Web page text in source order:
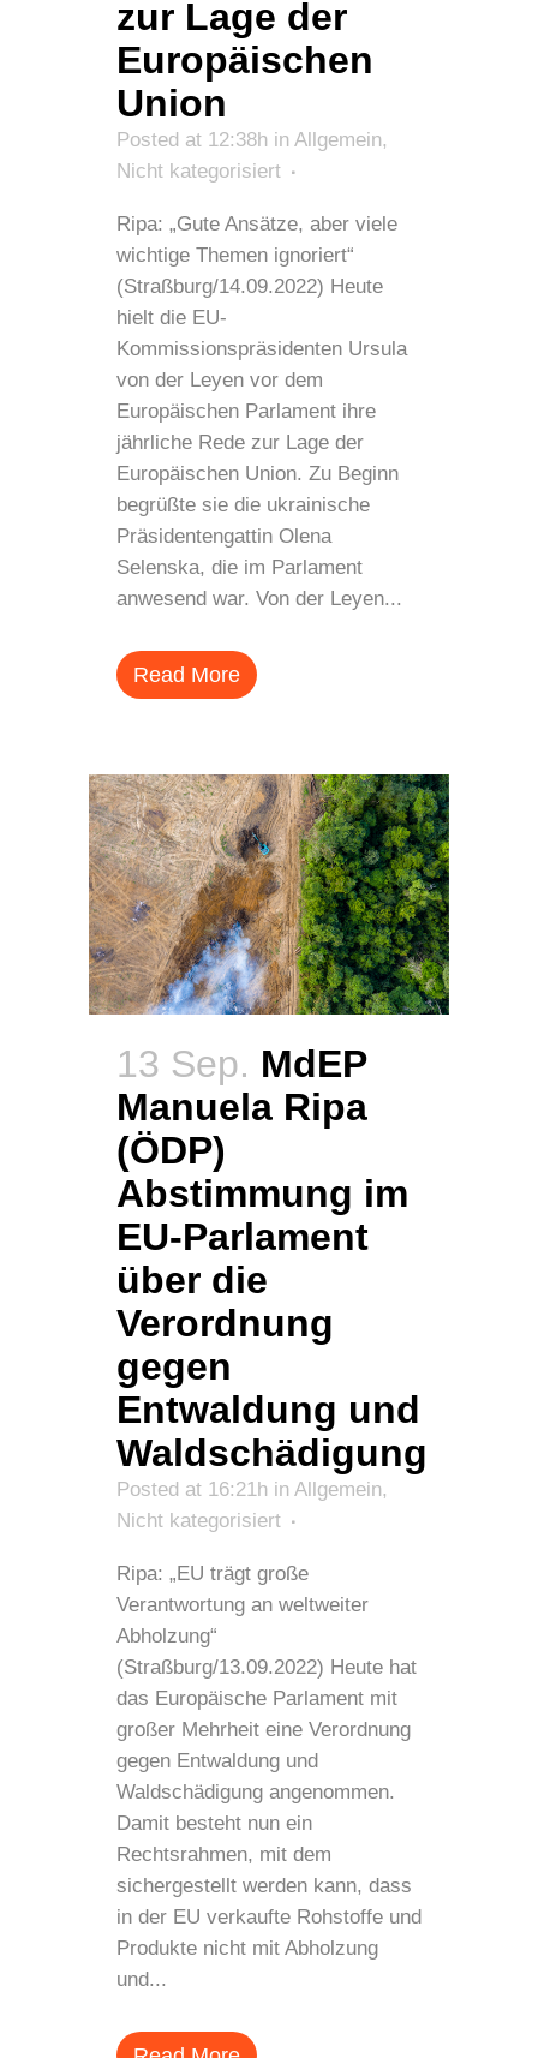
zur Lage der
Europäischen
Union
Posted at 12:38h in Allgemein,
Nicht kategorisiert
Ripa: „Gute Ansätze, aber viele
wichtige Themen ignoriert“
(Straßburg/14.09.2022) Heute
hielt die EU-
Kommissionspräsidenten Ursula
von der Leyen vor dem
Europäischen Parlament ihre
jährliche Rede zur Lage der
Europäischen Union. Zu Beginn
begrüßte sie die ukrainische
Präsidentengattin Olena
Selenska, die im Parlament
anwesend war. Von der Leyen...
Read More
13 Sep. MdEP
Manuela Ripa
(ÖDP)
Abstimmung im
EU-Parlament
über die
Verordnung
gegen
Entwaldung und
Waldschädigung
Posted at 16:21h in Allgemein,
Nicht kategorisiert
Ripa: „EU trägt große
Verantwortung an weltweiter
Abholzung“
(Straßburg/13.09.2022) Heute hat
das Europäische Parlament mit
großer Mehrheit eine Verordnung
gegen Entwaldung und
Waldschädigung angenommen.
Damit besteht nun ein
Rechtsrahmen, mit dem
sichergestellt werden kann, dass
in der EU verkaufte Rohstoffe und
Produkte nicht mit Abholzung
und...